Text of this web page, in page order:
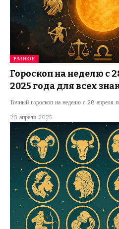
РАЗНОЕ
Гороскоп на неделю с
2025 года для всех
Точный гороскоп на неделю с 28
28 апреля 2025